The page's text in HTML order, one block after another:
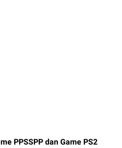
PPSSPP dan Game PS2